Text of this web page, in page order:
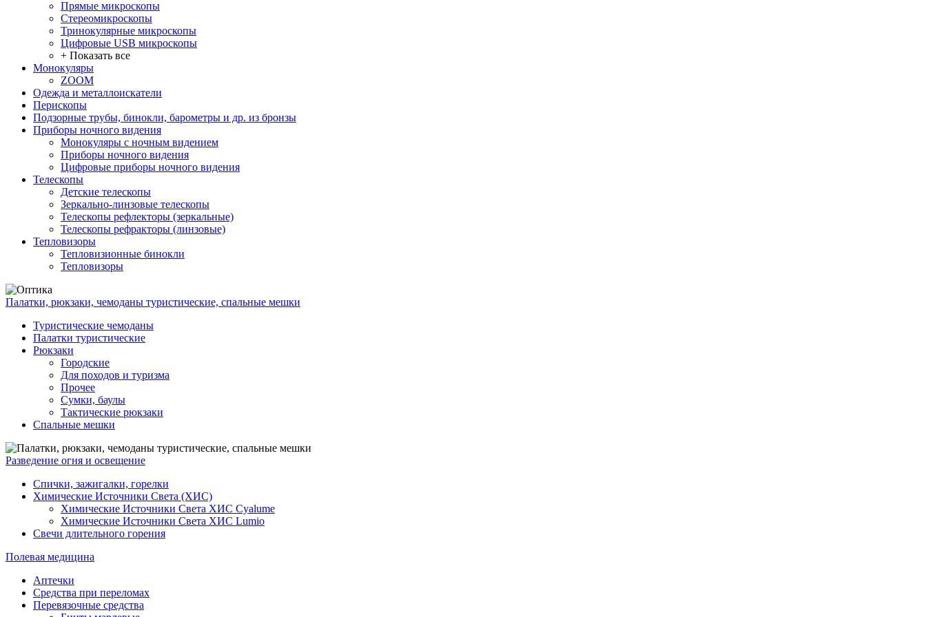
Прямые микроскопы
Стереомикроскопы
Тринокулярные микроскопы
Цифровые USB микроскопы
+ Показать все
Монокуляры
ZOOM
Одежда и металлоискатели
Перископы
Подзорные трубы, бинокли, барометры и др. из бронзы
Приборы ночного видения
Монокуляры с ночным видением
Приборы ночного видения
Цифровые приборы ночного видения
Телескопы
Детские телескопы
Зеркально-линзовые телескопы
Телескопы рефлекторы (зеркальные)
Телескопы рефракторы (линзовые)
Тепловизоры
Тепловизионные бинокли
Тепловизоры
Палатки, рюкзаки, чемоданы туристические, спальные мешки
Туристические чемоданы
Палатки туристические
Рюкзаки
Городские
Для походов и туризма
Прочее
Сумки, баулы
Тактические рюкзаки
Спальные мешки
Разведение огня и освещение
Спички, зажигалки, горелки
Химические Источники Света (ХИС)
Химические Источники Света ХИС Cyalume
Химические Источники Света ХИС Lumio
Свечи длительного горения
Полевая медицина
Аптечки
Средства при переломах
Перевязочные средства